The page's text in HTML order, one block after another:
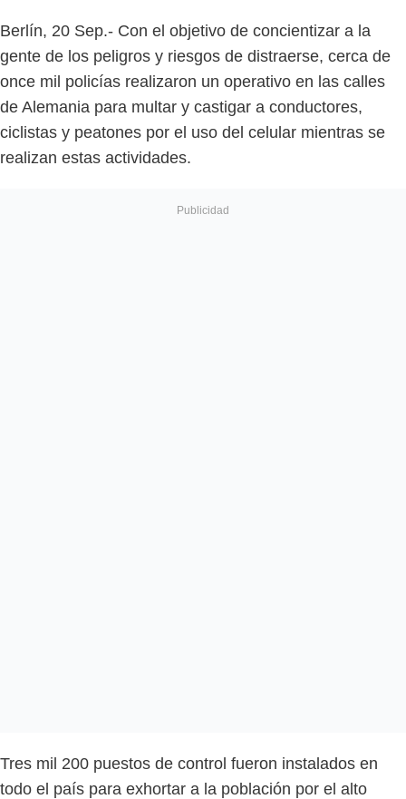
Berlín, 20 Sep.- Con el objetivo de concientizar a la
gente de los peligros y riesgos de distraerse, cerca de
once mil policías realizaron un operativo en las calles
de Alemania para multar y castigar a conductores,
ciclistas y peatones por el uso del celular mientras se
realizan estas actividades.
Tres mil 200 puestos de control fueron instalados en
todo el país para exhortar a la población por el alto